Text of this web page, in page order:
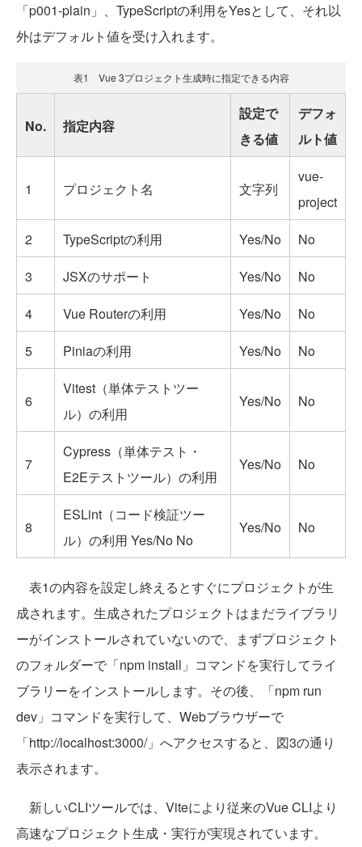
「p001-plain」、TypeScriptの利用をYesとして、それ以
外はデフォルト値を受け入れます。
表1 Vue 3プロジェクト生成時に指定できる内容
No. 指定内容
設定で
きる値
デフォ
ルト値
1 プロジェクト名 文字列
vue-
project
2
TypeScriptの利用 Yes/No
No
3
JSXのサポート Yes/No
No
4
Vue Routerの利用 Yes/No
No
5
Piniaの利用 Yes/No No
6
Vitest（単体テストツー
ル）の利用
Yes/No No
7
Cypress（単体テスト・
E2Eテストツール）の利用
Yes/No No
8
ESLint（コード検証ツー
ル）の利用 Yes/No No
Yes/No No
表1の内容を設定し終えるとすぐにプロジェクトが生
成されます。生成されたプロジェクトはまだライブラリ
ーがインストールされていないので、まずプロジェクト
のフォルダーで「npm install」コマンドを実行してライ
ブラリーをインストールします。その後、「npm run
dev」コマンドを実行して、Webブラウザーで
「http://localhost:3000/」へアクセスすると、図3の通り
表示されます。
新しいCLIツールでは、Viteにより従来のVue CLIより
高速なプロジェクト生成・実行が実現されています。